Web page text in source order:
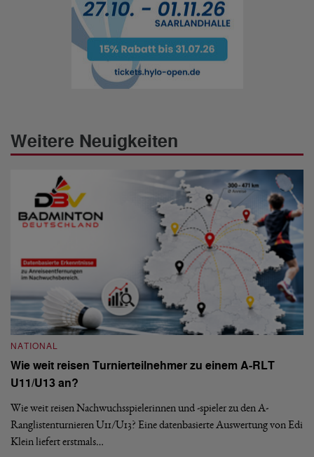
Weitere Neuigkeiten
NATIONAL
Wie weit reisen Turnierteilnehmer zu einem A-RLT
U11/U13 an?
Wie weit reisen Nachwuchsspielerinnen und -spieler zu den A-
Ranglistenturnieren U11/U13? Eine datenbasierte Auswertung von Edi
Klein liefert erstmals…